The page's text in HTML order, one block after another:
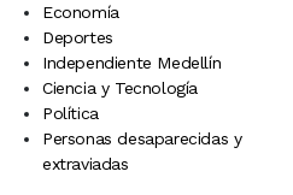
Economía
Deportes
Independiente Medellín
Ciencia y Tecnología
Política
Personas desaparecidas y
extraviadas